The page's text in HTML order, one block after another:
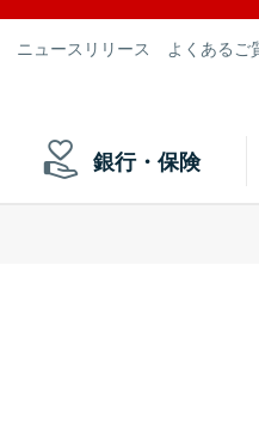
ニュースリリース よくあるご
銀行・保険